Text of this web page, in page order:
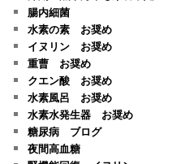
腸内細菌
水素の素 お奨め
イヌリン お奨め
重曹 お奨め
クエン酸 お奨め
水素風呂 お奨め
水素水発生器 お奨め
糖尿病 ブログ
夜間高血糖